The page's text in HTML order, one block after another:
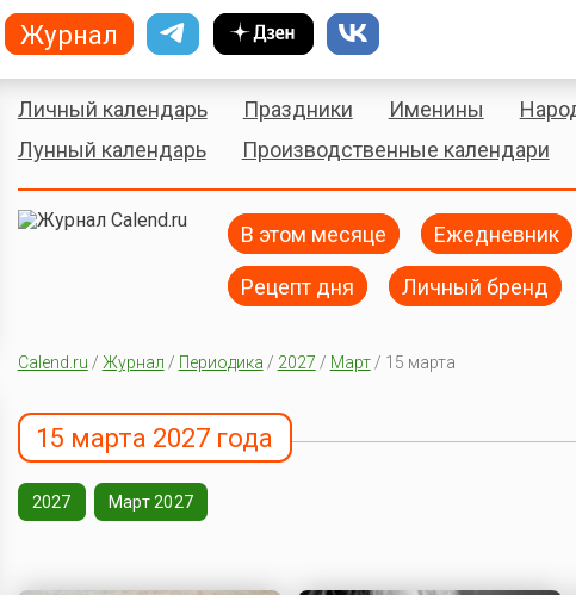
Личный календарь Праздники Именины
Лунный календарь
Производственные календари
В этом месяце Ежедневник
Рецепт дня Личный бренд
Calend.ru / Журнал / Периодика / 2027 / Март/ 15 марта
15 марта 2027 года
2027 Март 2027
Журнал